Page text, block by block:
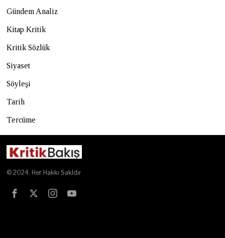
Gündem Analiz
Kitap Kritik
Kritik Sözlük
Siyaset
Söyleşi
Tarih
Tercüme
© 2024. Her Hakkı Sakldır